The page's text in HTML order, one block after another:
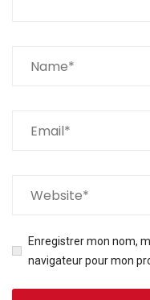
Enregistrer mon nom,
navigateur pour mon